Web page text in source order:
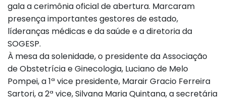
gala a cerimônia oficial de abertura. Marcaram
presença importantes gestores de estado,
líderanças médicas e da saúde e a diretoria da
SOGESP.
À mesa da solenidade, o presidente da Associação
de Obstetrícia e Ginecologia, Luciano de Melo
Pompei, a 1ª vice presidente, Marair Gracio Ferreira
Sartori, a 2ª vice, Silvana Maria Quintana, a secretária